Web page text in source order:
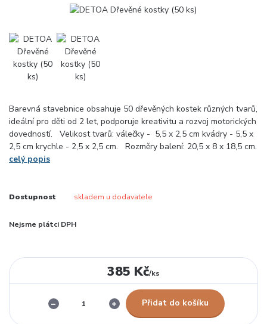
Barevná stavebnice obsahuje 50 dřevěných kostek různých tvarů,
ideální pro děti od 2 let, podporuje kreativitu a rozvoj motorických
dovedností. Velikost tvarů: válečky - 5,5 x 2,5 cm kvádry - 5,5 x
2,5 cm krychle - 2,5 x 2,5 cm. Rozměry balení: 20,5 x 8 x 18,5 cm.
celý popis
Dostupnost skladem u dodavatele
Nejsme plátci DPH
385 Kč/ks
Přidat do košíku